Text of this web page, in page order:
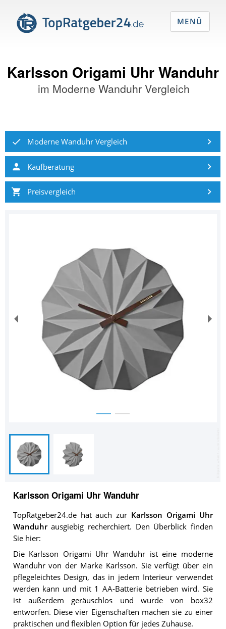
Karlsson Origami Uhr Wanduhr
im Moderne Wanduhr Vergleich
Moderne Wanduhr Vergleich
Kaufberatung
Preisvergleich
Karlsson Origami Uhr Wanduhr
TopRatgeber24.de hat auch zur Karlsson Origami Uhr
Wanduhrausgiebig recherchiert. Den Überblick finden
Sie hier:
Die Karlsson Origami Uhr Wanduhr ist eine moderne
Wanduhr von der Marke Karlsson. Sie verfügt über ein
pflegeleichtes Design, das in jedem Interieur verwendet
werden kann und mit 1 AA-Batterie betrieben wird. Sie
ist außerdem geräuschlos und wurde von box32
entworfen. Diese vier Eigenschaften machen sie zu einer
praktischen und flexiblen Option für jedes Zuhause.
MENÜ